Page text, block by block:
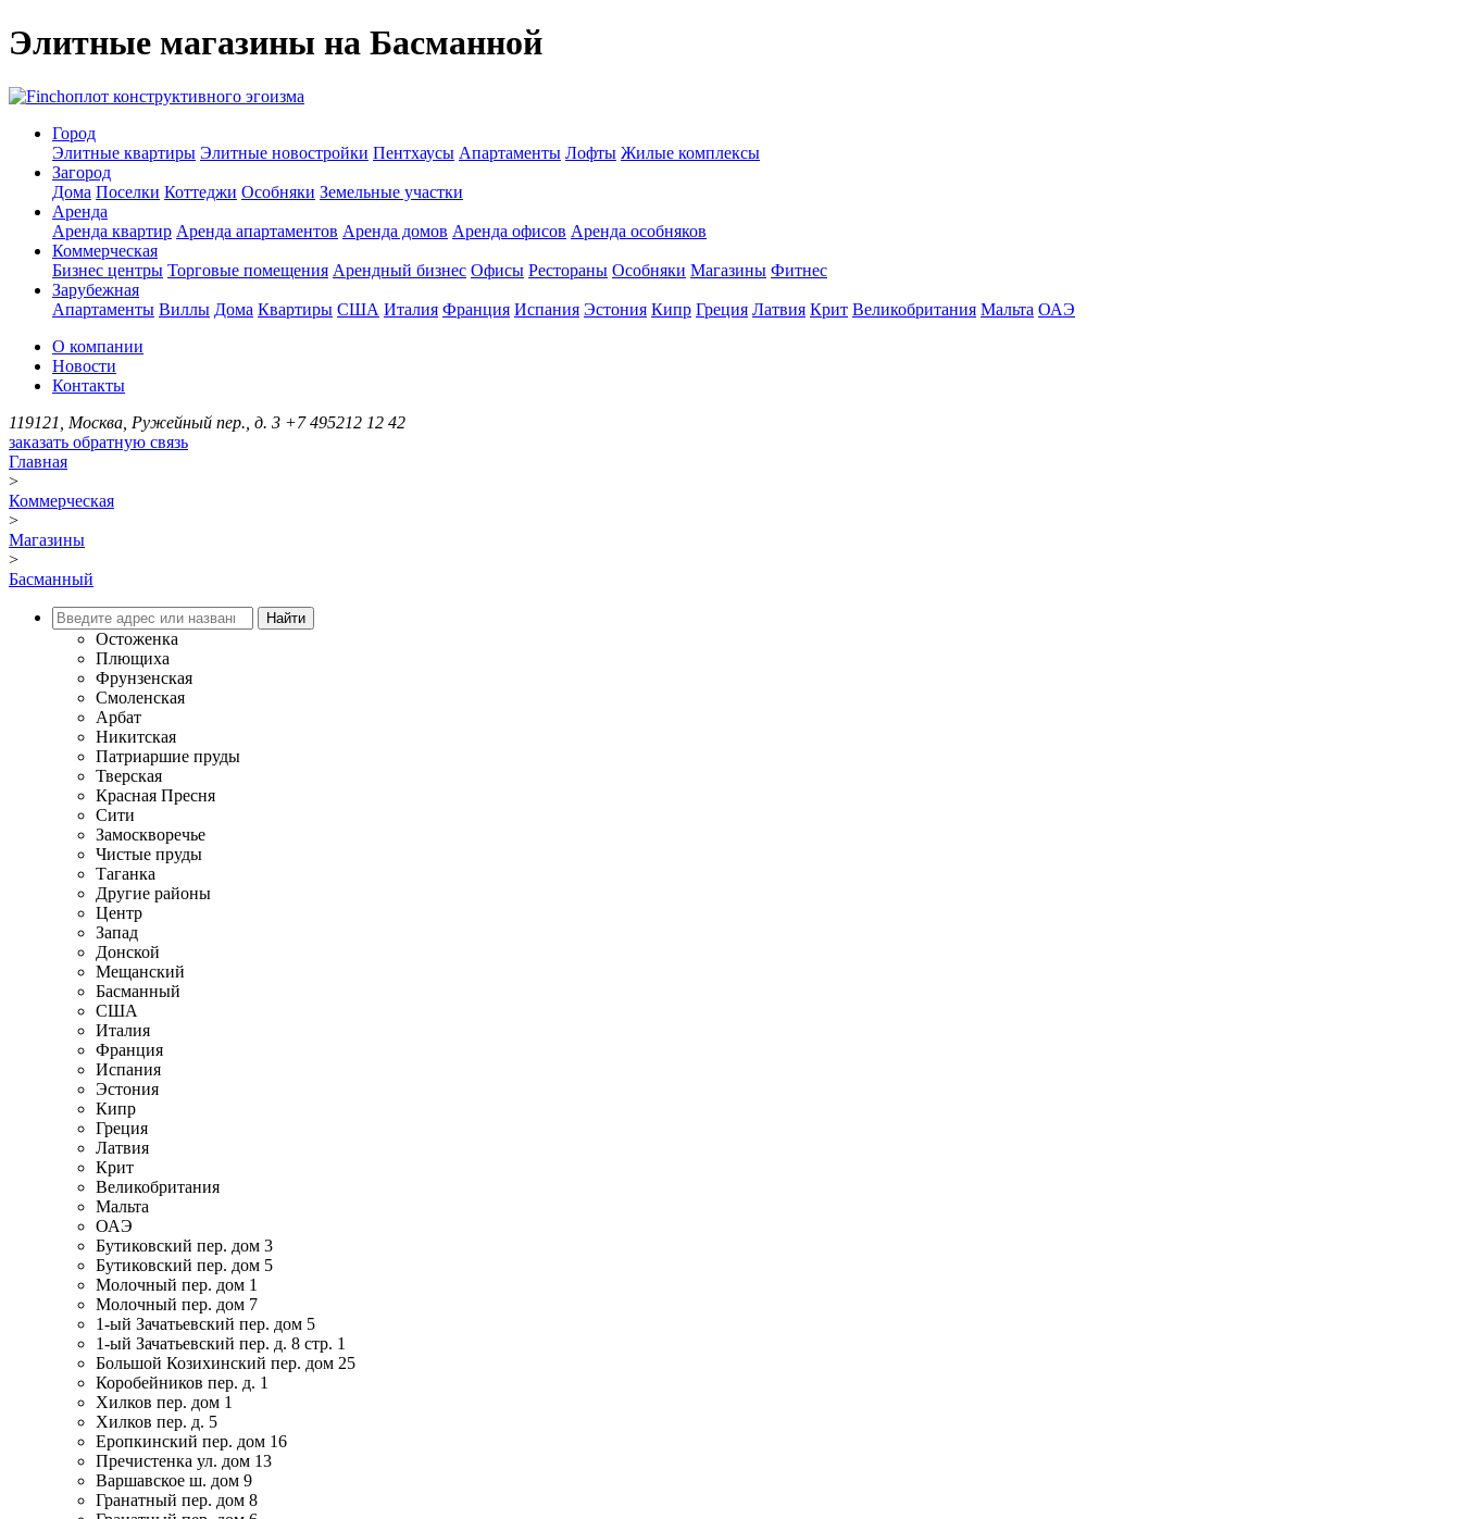
Элитные магазины на Басманной
оплот конструктивного эгоизма
Город
Элитные квартиры Элитные новостройки Пентхаусы Апартаменты Лофты Жилые комплексы
Загород
Дома Поселки Коттеджи Особняки Земельные участки
Аренда
Аренда квартир Аренда апартаментов Аренда домов Аренда офисов Аренда особняков
Коммерческая
Бизнес центры Торговые помещения Арендный бизнес Офисы Рестораны Особняки Магазины Фитнес
Зарубежная
Апартаменты Виллы Дома Квартиры США Италия Франция Испания Эстония Кипр Греция Латвия Крит Великобритания Мальта ОАЭ
О компании
Новости
Контакты
119121, Москва, Ружейный пер., д. 3 +7 495212 12 42
заказать обратную связь
Главная
>
Коммерческая
>
Магазины
>
Басманный
Остоженка
Плющиха
Фрунзенская
Смоленская
Арбат
Никитская
Патриаршие пруды
Тверская
Красная Пресня
Сити
Замоскворечье
Чистые пруды
Таганка
Другие районы
Центр
Запад
Донской
Мещанский
Басманный
США
Италия
Франция
Испания
Эстония
Кипр
Греция
Латвия
Крит
Великобритания
Мальта
ОАЭ
Бутиковский пер. дом 3
Бутиковский пер. дом 5
Молочный пер. дом 1
Молочный пер. дом 7
1-ый Зачатьевский пер. дом 5
1-ый Зачатьевский пер. д. 8 стр. 1
Большой Козихинский пер. дом 25
Коробейников пер. д. 1
Хилков пер. дом 1
Хилков пер. д. 5
Еропкинский пер. дом 16
Пречистенка ул. дом 13
Варшавское ш. дом 9
Гранатный пер. дом 8